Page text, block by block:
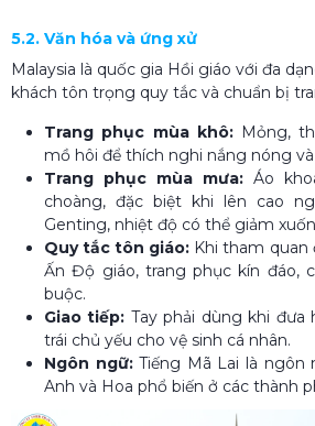
5.2. Văn hóa và ứng xử
Malaysia là quốc gia Hồi giáo với đa
khách tôn trọng quy tắc và chuẩn bị
Trang phục mùa khô: Mỏng,
mồ hôi để thích nghi nắng nóng
Trang phục mùa mưa: Áo
choàng, đặc biệt khi lên cao
Genting, nhiệt độ có thể giảm
Quy tắc tôn giáo: Khi tham quan
Ấn Độ giáo, trang phục kín đáo,
buộc.
Giao tiếp: Tay phải dùng khi đưa
trái chủ yếu cho vệ sinh cá nhân.
Ngôn ngữ:Tiếng Mã Lai là ngôn
Anh và Hoa phổ biến ở các thành